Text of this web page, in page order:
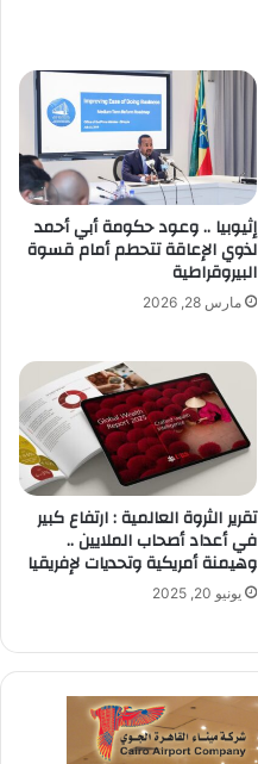
إثيوبيا .. وعود حكومة أبي أحمد
لذوي الإعاقة تتحطم أمام قسوة
البيروقراطية
مارس 28, 2026
تقرير الثروة العالمية : ارتفاع كبير
في أعداد أصحاب الملايين ..
وهيمنة أمريكية وتحديات لإفريقيا
يونيو 20, 2025